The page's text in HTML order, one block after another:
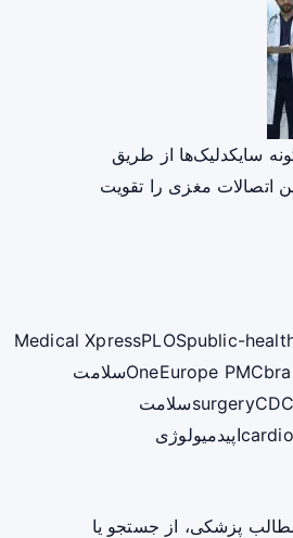
سایکدلیک‌ها از طریق
اتصالات مغزی را تقویت
Medical XpressPLOSpublic-
OneEurope PMC
سلامت
surgeryسلامت
اپیدمیولوژی
پزشکی، از جستجو یا